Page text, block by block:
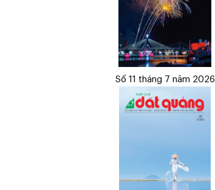
Số 11 tháng 7 năm 2026